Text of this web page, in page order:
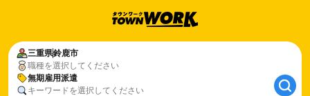
三重県鈴鹿市
職種を選択してください
無期雇用派遣
キーワードを選択してください